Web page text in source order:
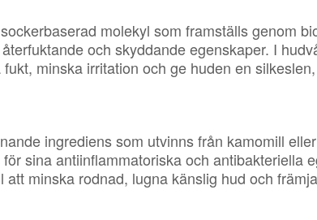
molekyl som framställs genom
och skyddande egenskaper. I
minska irritation och ge huden en
ingrediens som utvinns från kamomill eller
sina antiinflammatoriska och antibakteriella
att minska rodnad, lugna känslig hud och